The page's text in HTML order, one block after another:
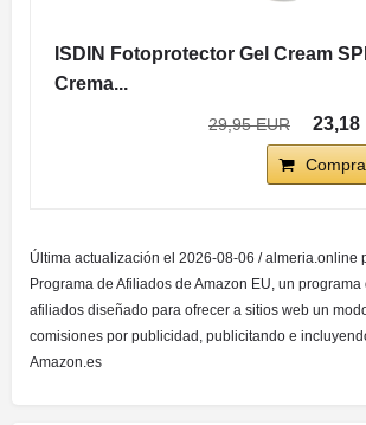
ISDIN Fotoprotector Gel Cream
Crema...
29,95 EUR 23,18
Última actualización el 2026-08-06 / almeria.online
Programa de Afiliados de Amazon EU, un
afiliados diseñado para ofrecer a sitios web un
comisiones por publicidad, publicitando e
Amazon.es